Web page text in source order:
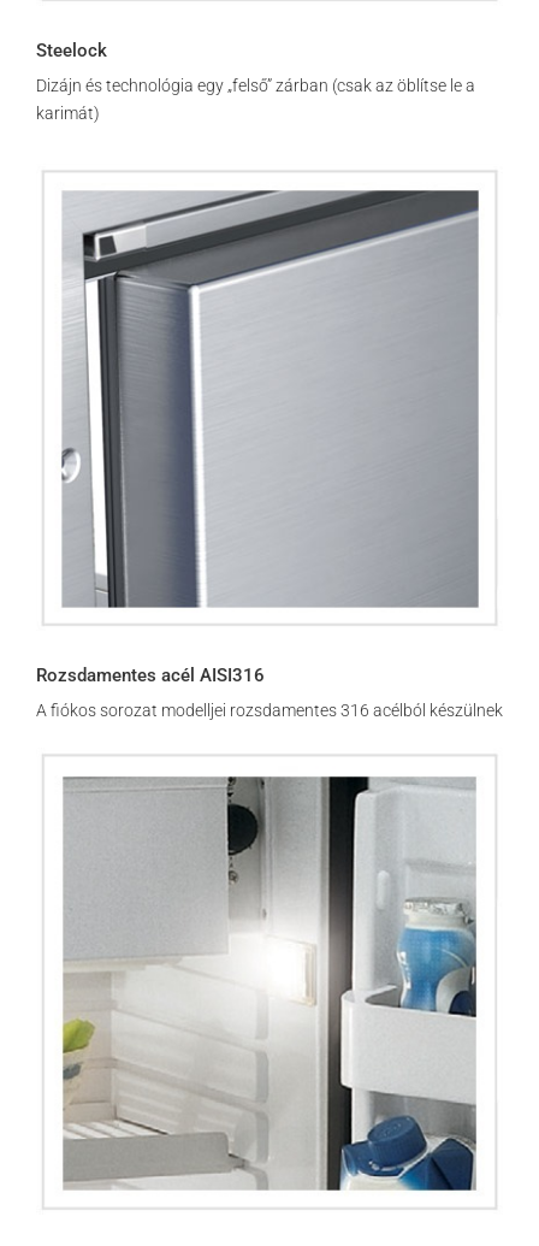
Steelock
Dizájn és technológia egy „felső” zárban (csak az öblítse le a
karimát)
Rozsdamentes acél AISI316
A fiókos sorozat modelljei rozsdamentes 316 acélból készülnek